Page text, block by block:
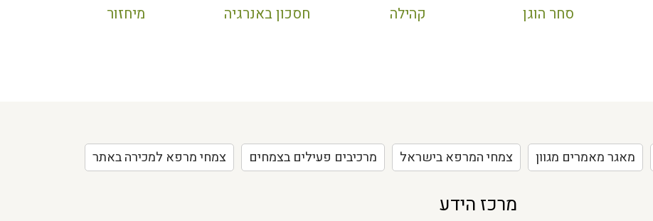
סחר הוגן קהילה חסכון באנרגיה מיחזור
מאגר מאמרים מגוון צמחי המרפא בישראל מרכיבים פעילים בצמחים צמחי מרפא למכירה באתר
מרכז הידע